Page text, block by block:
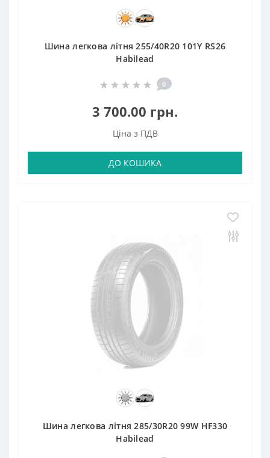
Шина легкова літня 255/40R20 101Y RS26
Habilead
0
3 700.00 грн.
Ціна з ПДВ
ДО КОШИКА
Шина легкова літня 285/30R20 99W HF330
Habilead